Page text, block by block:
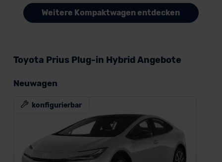
Weitere Kompaktwagen entdecken
Toyota Prius Plug-in Hybrid Angebote
Neuwagen
konfigurierbar